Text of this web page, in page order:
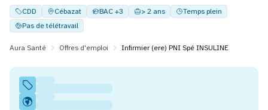
CDD Cébazat BAC +3 > 2 ans
Temps plein
Pas de télétravail
Aura Santé Offres d'emploi Infirmier (ere) PNI Spé INSULINE